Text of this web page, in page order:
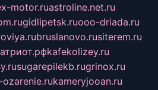
motor.ruastroline.net.ru
gidlipetsk.ruooo-driada.ru
bruslanovo.rusiterem.ru
kafekolizey.ru
sugarepilekb.rugrinox.ru
ozarenie.rukameryjooan.ru